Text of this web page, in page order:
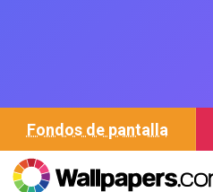
Fondos de pantalla